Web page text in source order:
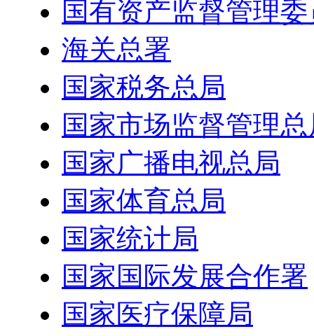
国有资产监督管理
海关总署
国家税务总局
国家市场监督管理
国家广播电视总局
国家体育总局
国家统计局
国家国际发展合作署
国家医疗保障局